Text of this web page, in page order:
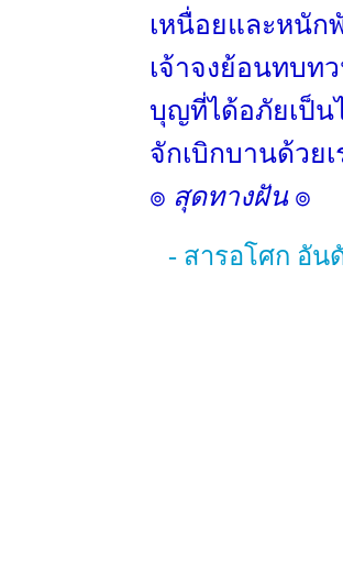
เหนื่อยและหนั
เจ้าจงย้อนทบท
บุญที่ได้อภัยเป็น
จักเบิกบานด้วย
๏ สุดทางฝัน๏
- สารอโศก อั